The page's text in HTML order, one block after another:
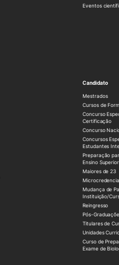
Eventos
Candidato
Mestrados
Cursos de
Concurso
Certificação
Concurso
Concursos
Estudantes
Preparação
Ensino Superior
Maiores de 23
Mudança de
Instituição/
Reingresso
Pós-
Titulares de
Unidades
Curso de
Exame de